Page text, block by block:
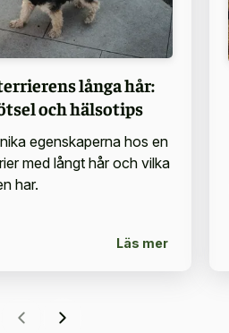
långa hår:
och hälsotips
egenskaperna hos en
med långt hår och vilka
har.
Läs mer